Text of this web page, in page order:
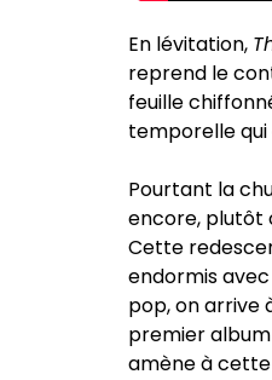
En lévitation,
reprend le
feuille
temporelle
Pourtant la
encore, plutôt
Cette
endormis
pop, on arrive
premier
amène à